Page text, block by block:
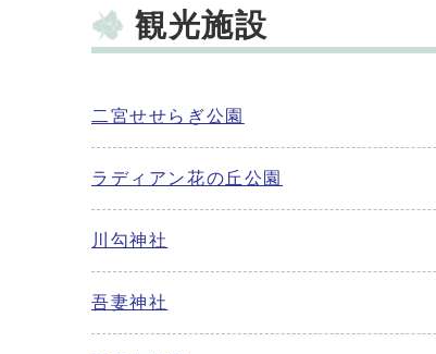
観光施設
二宮せせらぎ公園
ラディアン花の丘公園
川勾神社
吾妻神社